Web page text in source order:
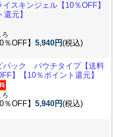
スキンジェル【10％OFF】
還元】
ろ
OFF】 5,940円 (税込)
パック パウチタイプ【送料
】【10％ポイント還元】
ろ
OFF】 5,940円 (税込)